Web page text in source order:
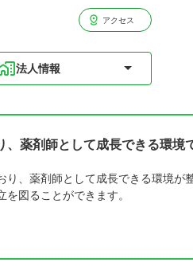
アクセス
法人情報
薬剤師として成長できる環境
、薬剤師として成長できる環境が
図ることができます。